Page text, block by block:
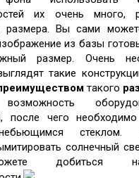
их очень много,
размера. Вы сами
из базы
размер. Очень
такие
такого
возможность
после чего
стеклом.
солнечный
добиться